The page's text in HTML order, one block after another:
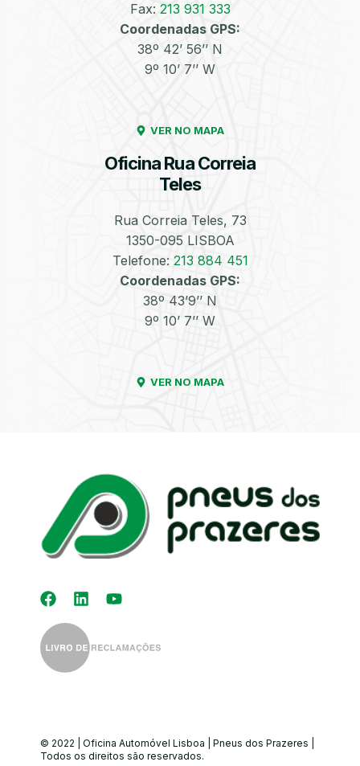
Fax: 213 931 333
Coordenadas GPS:
38º 42’ 56’’ N
9º 10’ 7’’ W
VER NO MAPA
Oficina Rua Correia
Teles
Rua Correia Teles, 73
1350-095 LISBOA
Telefone: 213 884 451
Coordenadas GPS:
38º 43’9’’ N
9º 10’ 7’’ W
VER NO MAPA
© 2022 | Oficina Automóvel Lisboa | Pneus dos Prazeres |
Todos os direitos são reservados.
Equilibragem das
Rodas
Desempeno de
Jantes
Kit Distribuição
Diagnóstico